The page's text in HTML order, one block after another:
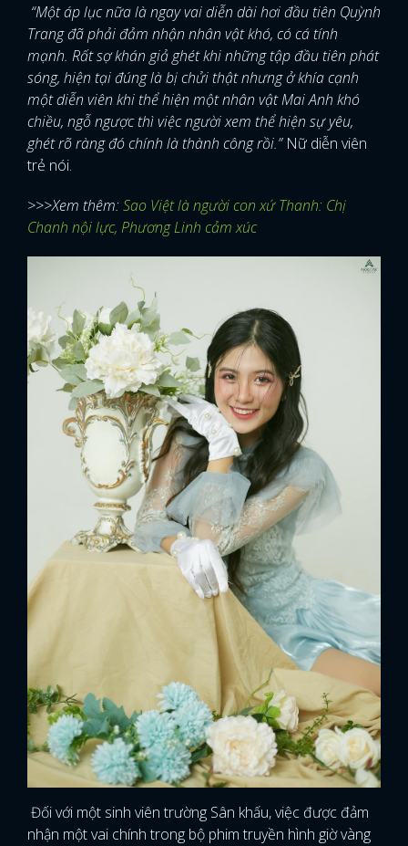
ĐĂNG NHẬP
“Một áp lục nữa là ngay vai diễn dài hơi đầu tiên Quỳnh
Trang đã phải đảm nhận nhân vật khó, có cá tính
mạnh. Rất sợ khán giả ghét khi những tập đầu tiên phát
sóng, hiện tại đúng là bị chửi thật nhưng ở khía cạnh
một diễn viên khi thể hiện một nhân vật Mai Anh khó
chiều, ngỗ ngược thì việc người xem thể hiện sự yêu,
ghét rõ ràng đó chính là thành công rồi.”Nữ diễn viên
trẻ nói.
>>>Xem thêm:Sao Việt là người con xứ Thanh: Chị
Chanh nội lực, Phương Linh cảm xúc
Đối với một sinh viên trường Sân khấu, việc được đảm
nhận một vai chính trong bộ phim truyền hình giờ vàng